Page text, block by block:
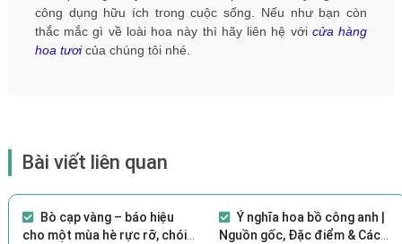
công dụng hữu ích trong cuộc sống. Nếu như bạn còn
thắc mắc gì về loài hoa này thì hãy liên hệ với cửa hàng
hoa tươicủa chúng tôi nhé.
Bài viết liên quan
Bò cạp vàng – báo hiệu
cho một mùa hè rực rỡ, chói
Ý nghĩa hoa bồ công anh |
Nguồn gốc, Đặc điểm & Cách